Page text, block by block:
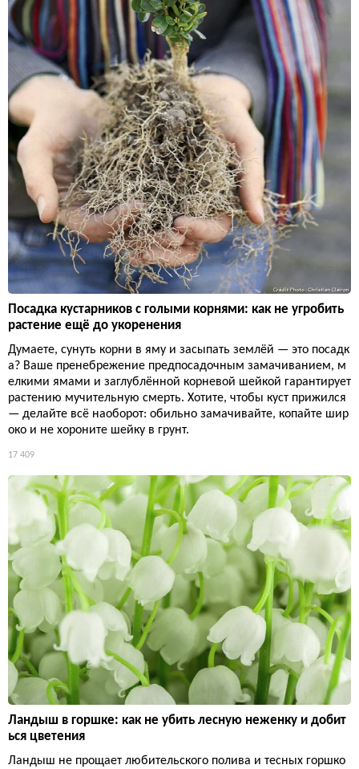
Посадка кустарников с голыми корнями: как не угробить
растение ещё до укоренения
Думаете, сунуть корни в яму и засыпать землёй — это посадк
а? Ваше пренебрежение предпосадочным замачиванием, м
елкими ямами и заглублённой корневой шейкой гарантирует
растению мучительную смерть. Хотите, чтобы куст прижился
— делайте всё наоборот: обильно замачивайте, копайте шир
око и не хороните шейку в грунт.
17 409
Ландыш в горшке: как не убить лесную неженку и добит
ься цветения
Ландыш не прощает любительского полива и тесных горшко